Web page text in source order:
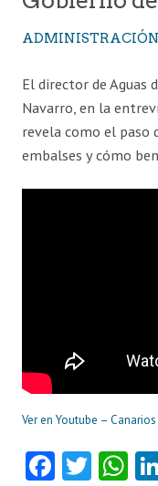
ADMINISTRACIÓN
El director de Aguas
Navarro, en la
revela como el paso
embalses y cómo
Ver en Youtube –
Fa T W